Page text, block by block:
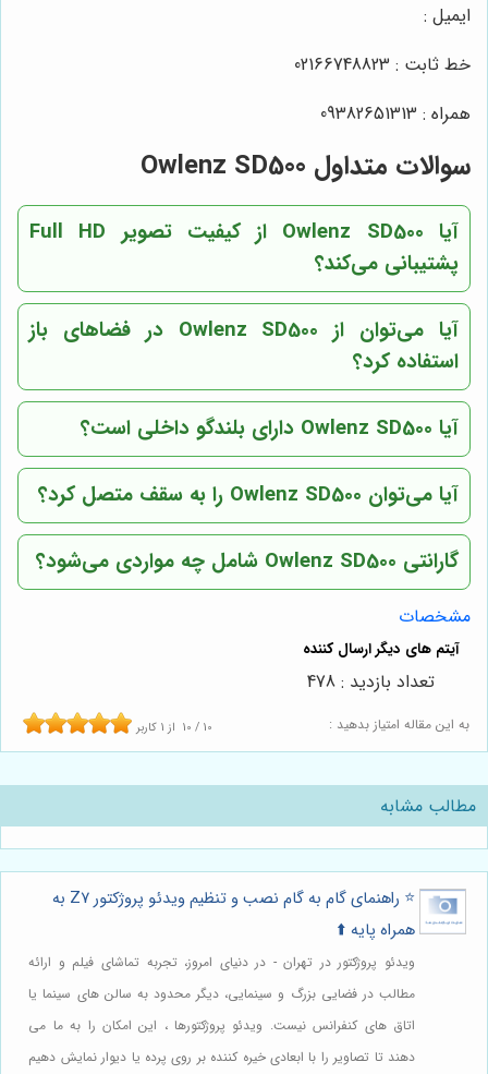
ایمیل :
خط ثابت : 02166748823
همراه : 09382651313
سوالات متداول Owlenz SD500
آیا Owlenz SD500 از کیفیت تصویر Full HD
پشتیبانی می‌کند؟
آیا می‌توان از Owlenz SD500 در فضاهای باز
استفاده کرد؟
آیا Owlenz SD500 دارای بلندگو داخلی است؟
آیا می‌توان Owlenz SD500 را به سقف متصل کرد؟
گارانتی Owlenz SD500 شامل چه مواردی می‌شود؟
مشخصات
به این مقاله امتیاز بدهید : 10 / 10 از 1 کاربر
تعداد بازدید : 478
مطالب مشابه
⭐️ راهنمای گام به گام نصب و تنظیم ویدئو پروژکتور Z7 به
همراه پایه ⬆️
ویدئو پروژکتور در تهران - در دنیای امروز، تجربه تماشای فیلم و ارائه
مطالب در فضایی بزرگ و سینمایی، دیگر محدود به سالن های سینما یا
اتاق های کنفرانس نیست. ویدئو پروژکتورها ، این امکان را به ما می
دهند تا تصاویر را با ابعادی خیره کننده بر روی پرده یا دیوار نمایش دهیم